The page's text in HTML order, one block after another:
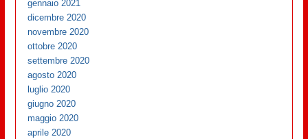
gennaio 2021
dicembre 2020
novembre 2020
ottobre 2020
settembre 2020
agosto 2020
luglio 2020
giugno 2020
maggio 2020
aprile 2020